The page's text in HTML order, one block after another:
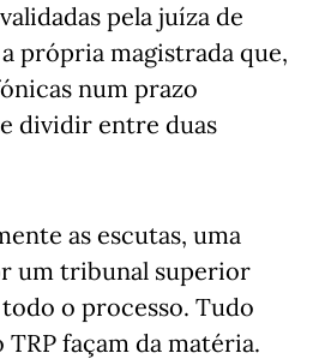
pela juíza de
própria magistrada que,
num prazo
dividir entre duas
as escutas, uma
um tribunal superior
o processo. Tudo
façam da matéria.